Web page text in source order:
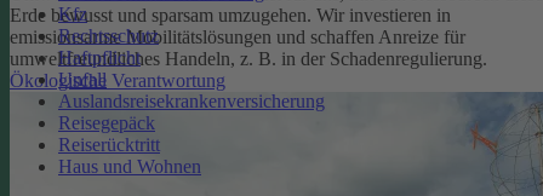
Kfz
Rechtsschutz
Haftpflicht
Unfall
Auslandsreisekrankenversicherung
Reisegepäck
Reiserücktritt
Haus und Wohnen
Erde bewusst und sparsam umzugehen. Wir investieren in
emissionsarme Mobilitätslösungen und schaffen Anreize für
umweltfreundliches Handeln, z. B. in der Schadenregulierung.
Ökologische Verantwortung